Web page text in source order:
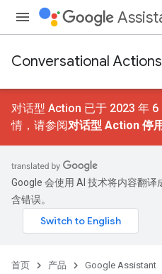
Conversational Actions
对话型 Action 已于 2023 年
情，请参阅对话型 Action 停用
Google 会使用 AI 技术将内容翻
含错误。
首页 产品 Google Assistant